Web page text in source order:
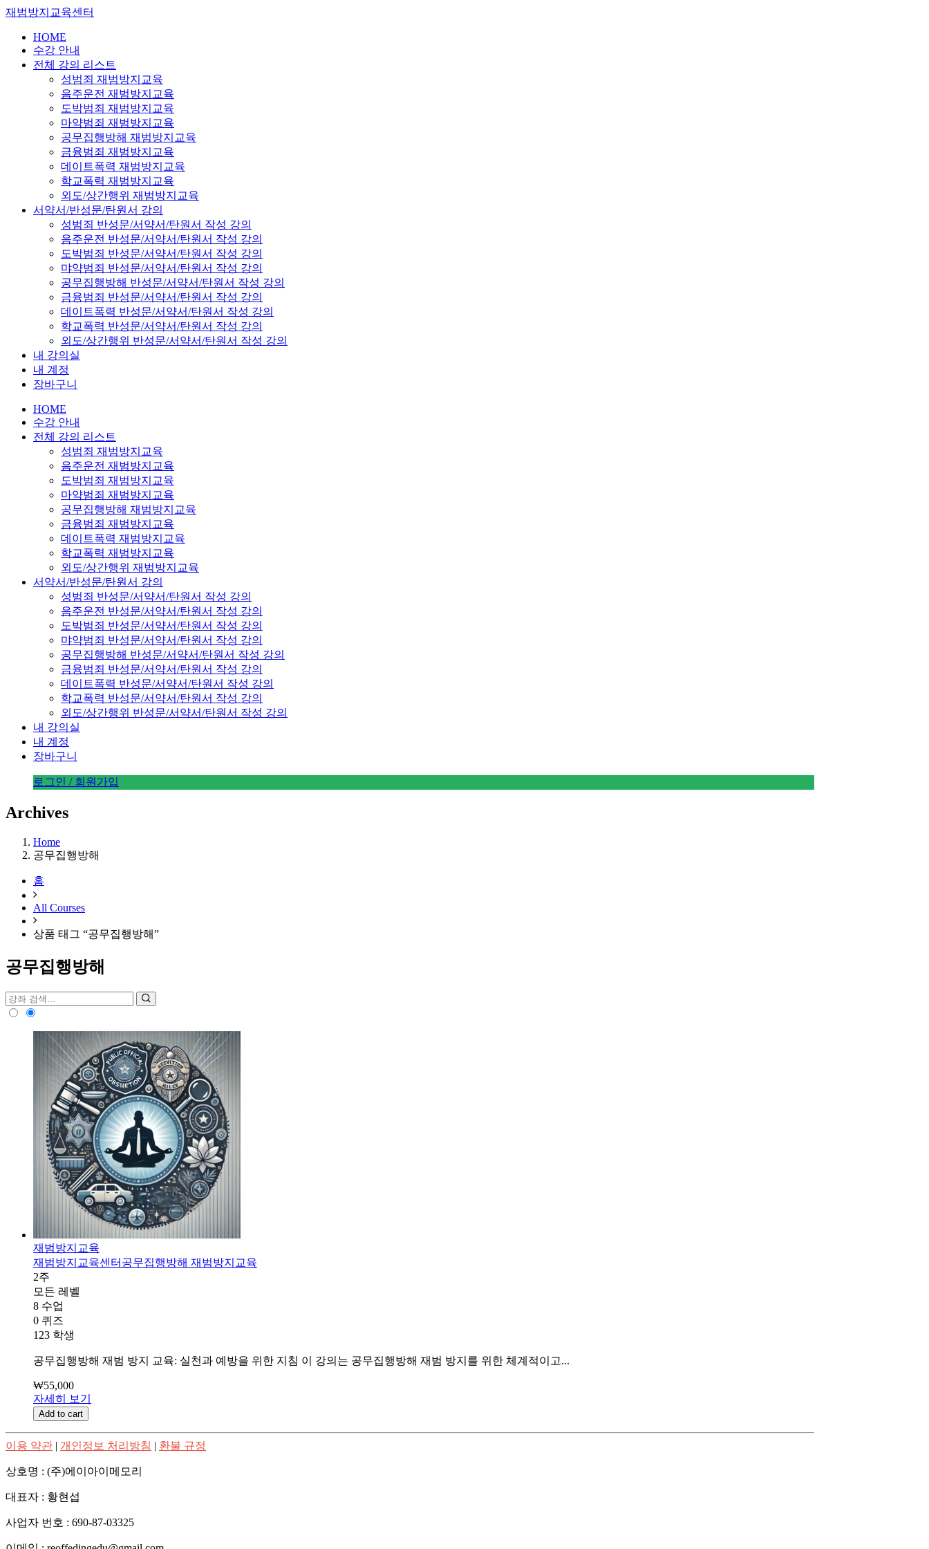
재범방지교육센터
HOME
수강 안내
전체 강의 리스트
성범죄 재범방지교육
음주운전 재범방지교육
도박범죄 재범방지교육
마약범죄 재범방지교육
공무집행방해 재범방지교육
금융범죄 재범방지교육
데이트폭력 재범방지교육
학교폭력 재범방지교육
외도/상간행위 재범방지교육
서약서/반성문/탄원서 강의
성범죄 반성문/서약서/탄원서 작성 강의
음주운전 반성문/서약서/탄원서 작성 강의
도박범죄 반성문/서약서/탄원서 작성 강의
먀약범죄 반성문/서약서/탄원서 작성 강의
공무집행방해 반성문/서약서/탄원서 작성 강의
금융범죄 반성문/서약서/탄원서 작성 강의
데이트폭력 반성문/서약서/탄원서 작성 강의
학교폭력 반성문/서약서/탄원서 작성 강의
외도/상간행위 반성문/서약서/탄원서 작성 강의
내 강의실
내 계정
장바구니
HOME
수강 안내
전체 강의 리스트
성범죄 재범방지교육
음주운전 재범방지교육
도박범죄 재범방지교육
마약범죄 재범방지교육
공무집행방해 재범방지교육
금융범죄 재범방지교육
데이트폭력 재범방지교육
학교폭력 재범방지교육
외도/상간행위 재범방지교육
서약서/반성문/탄원서 강의
성범죄 반성문/서약서/탄원서 작성 강의
음주운전 반성문/서약서/탄원서 작성 강의
도박범죄 반성문/서약서/탄원서 작성 강의
먀약범죄 반성문/서약서/탄원서 작성 강의
공무집행방해 반성문/서약서/탄원서 작성 강의
금융범죄 반성문/서약서/탄원서 작성 강의
데이트폭력 반성문/서약서/탄원서 작성 강의
학교폭력 반성문/서약서/탄원서 작성 강의
외도/상간행위 반성문/서약서/탄원서 작성 강의
내 강의실
내 계정
장바구니
로그인 / 회원가입
Archives
Home
공무집행방해
홈
All Courses
상품 태그 “공무집행방해”
공무집행방해
재범방지교육
재범방지교육센터 공무집행방해 재범방지교육
2주
모든 레벨
8 수업
0 퀴즈
123 학생
공무집행방해 재범 방지 교육: 실천과 예방을 위한 지침 이 강의는 공무집행방해 재범 방지를 위한 체계적이고...
₩55,000
자세히 보기
Add to cart
이용 약관 | 개인정보 처리방침 | 환불 규정
상호명 : (주)에이아이메모리
대표자 : 황현섭
사업자 번호 : 690-87-03325